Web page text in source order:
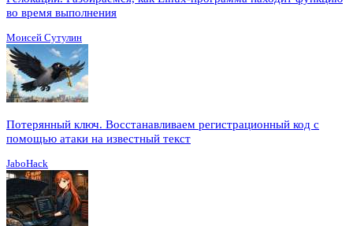
во время выполнения
Моисей Сутулин
Потерянный ключ. Восстанавливаем регистрационный код с
помощью атаки на известный текст
JaboHack